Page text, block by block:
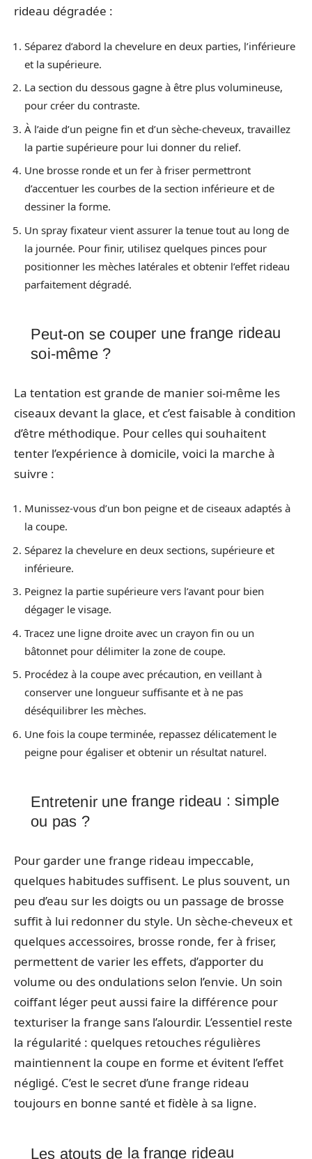
rideau dégradée :
Séparez d’abord la chevelure en deux parties, l’inférieure
et la supérieure.
La section du dessous gagne à être plus volumineuse,
pour créer du contraste.
À l’aide d’un peigne fin et d’un sèche-cheveux, travaillez
la partie supérieure pour lui donner du relief.
Une brosse ronde et un fer à friser permettront
d’accentuer les courbes de la section inférieure et de
dessiner la forme.
Un spray fixateur vient assurer la tenue tout au long de
la journée. Pour finir, utilisez quelques pinces pour
positionner les mèches latérales et obtenir l’effet rideau
parfaitement dégradé.
Peut-on se couper une frange rideau
soi-même ?
La tentation est grande de manier soi-même les
ciseaux devant la glace, et c’est faisable à condition
d’être méthodique. Pour celles qui souhaitent
tenter l’expérience à domicile, voici la marche à
suivre :
Munissez-vous d’un bon peigne et de ciseaux adaptés à
la coupe.
Séparez la chevelure en deux sections, supérieure et
inférieure.
Peignez la partie supérieure vers l’avant pour bien
dégager le visage.
Tracez une ligne droite avec un crayon fin ou un
bâtonnet pour délimiter la zone de coupe.
Procédez à la coupe avec précaution, en veillant à
conserver une longueur suffisante et à ne pas
déséquilibrer les mèches.
Une fois la coupe terminée, repassez délicatement le
peigne pour égaliser et obtenir un résultat naturel.
Entretenir une frange rideau : simple
ou pas ?
Pour garder une frange rideau impeccable,
quelques habitudes suffisent. Le plus souvent, un
peu d’eau sur les doigts ou un passage de brosse
suffit à lui redonner du style. Un sèche-cheveux et
quelques accessoires, brosse ronde, fer à friser,
permettent de varier les effets, d’apporter du
volume ou des ondulations selon l’envie. Un soin
coiffant léger peut aussi faire la différence pour
texturiser la frange sans l’alourdir. L’essentiel reste
la régularité : quelques retouches régulières
maintiennent la coupe en forme et évitent l’effet
négligé. C’est le secret d’une frange rideau
toujours en bonne santé et fidèle à sa ligne.
Les atouts de la frange rideau